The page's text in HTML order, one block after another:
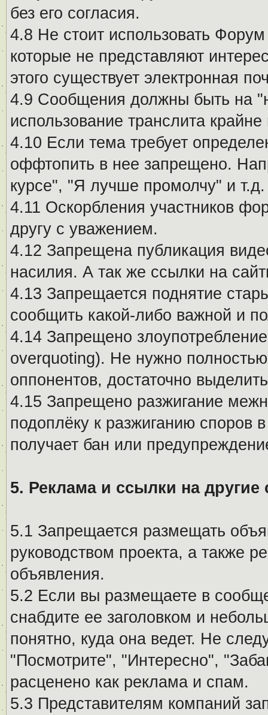
без его согласия.
4.8 Не стоит использовать
которые не представляют
этого существует электронная
4.9 Сообщения должны быть на
использование транслита
4.10 Если тема требует
оффтопить в нее запрещено.
курсе", "Я лучше промолчу" и
4.11 Оскорбления участников
другу с уважением.
4.12 Запрещена публикация
насилия. А так же ссылки на
4.13 Запрещается поднятие
сообщить какой-либо важной и
4.14 Запрещено
overquoting). Не нужно
оппонентов, достаточно
4.15 Запрещено разжигание
подоплёку к разжиганию споров
получает бан или
5. Реклама и ссылки на другие
5.1 Запрещается размещать
руководством проекта, а также
объявления.
5.2 Если вы размещаете в
снабдите ее заголовком и
понятно, куда она ведет. Не
"Посмотрите", "Интересно",
расценено как реклама и спам.
5.3 Представителям компаний